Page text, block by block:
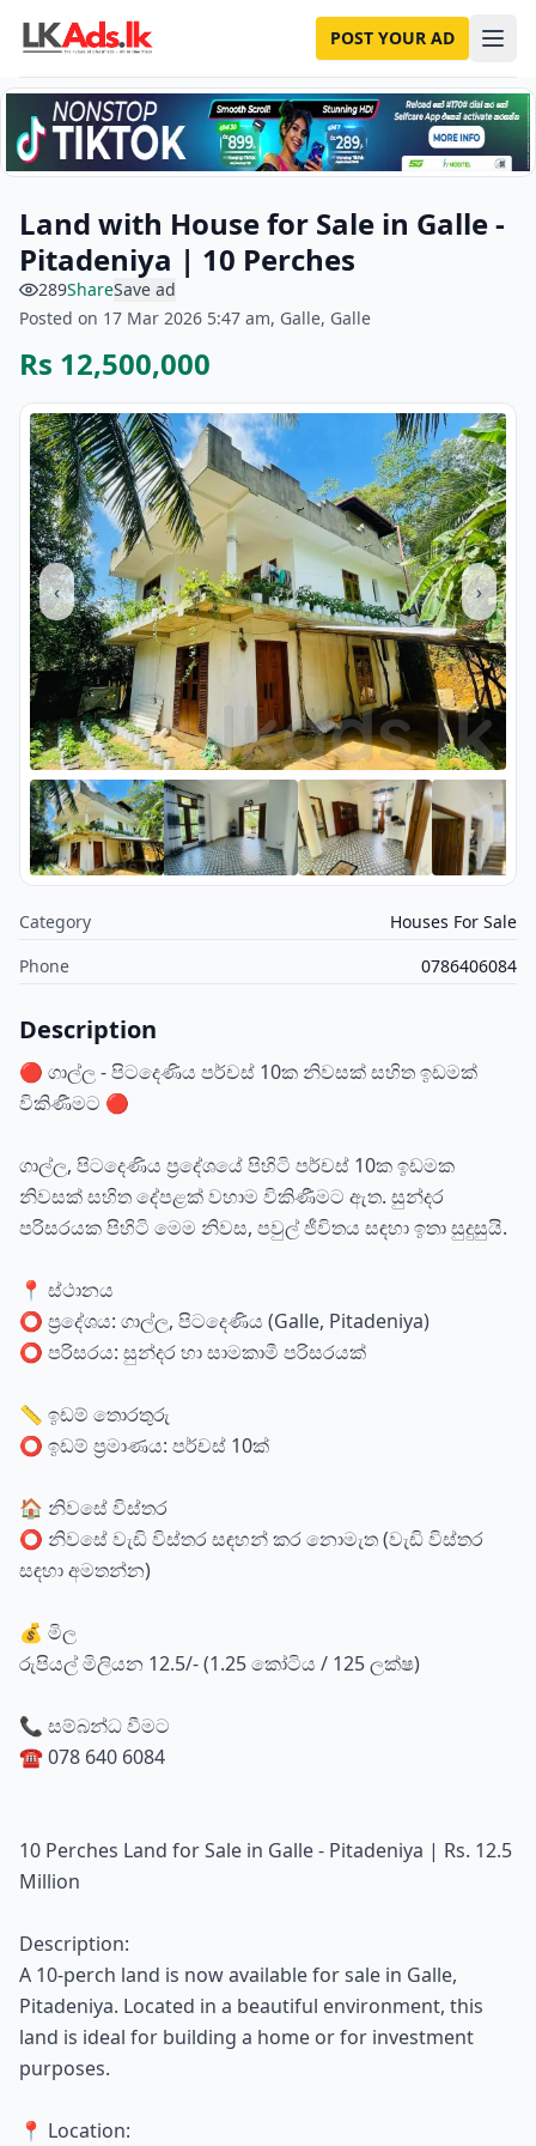
POST YOUR AD
Land with House for Sale in Galle -
Pitadeniya | 10 Perches
289ShareSave ad
Posted on 17 Mar 2026 5:47 am, Galle, Galle
Rs 12,500,000
‹ ›
Category
Houses For Sale
Phone
0786406084
Description
🔴 ගාල්ල - පිටදෙණිය පර්චස් 10ක නිවසක් සහිත ඉඩමක්
විකිණීමට 🔴
ගාල්ල, පිටදෙණිය ප්‍රදේශයේ පිහිටි පර්චස් 10ක ඉඩමක
නිවසක් සහිත දේපළක් වහාම විකිණීමට ඇත. සුන්දර
පරිසරයක පිහිටි මෙම නිවස, පවුල් ජීවිතය සඳහා ඉතා සුදුසුයි.
📍 ස්ථානය
⭕ ප්‍රදේශය: ගාල්ල, පිටදෙණිය (Galle, Pitadeniya)
⭕ පරිසරය: සුන්දර හා සාමකාමී පරිසරයක්
📏 ඉඩම් තොරතුරු
⭕ ඉඩම් ප්‍රමාණය: පර්චස් 10ක්
🏠 නිවසේ විස්තර
⭕ නිවසේ වැඩි විස්තර සඳහන් කර නොමැත (වැඩි විස්තර
සඳහා අමතන්න)
💰 මිල
රුපියල් මිලියන 12.5/- (1.25 කෝටිය / 125 ලක්ෂ)
📞 සම්බන්ධ වීමට
☎️ 078 640 6084
10 Perches Land for Sale in Galle - Pitadeniya | Rs. 12.5
Million
Description:
A 10-perch land is now available for sale in Galle,
Pitadeniya. Located in a beautiful environment, this
land is ideal for building a home or for investment
purposes.
📍 Location: